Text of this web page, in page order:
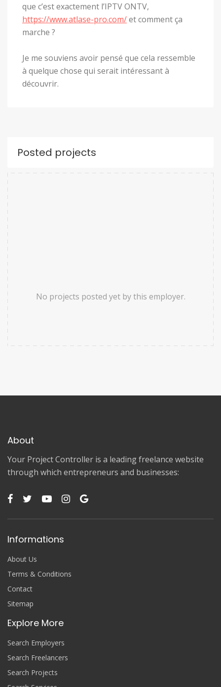
que c’est exactement l’IPTV ONTV,
https://www.atlase-pro.com/et comment ça
marche ?
Je me souviens avoir pensé que cela ressemble
à quelque chose qui serait intéressant à
découvrir.
Posted projects
No projects posted yet by this employer.
About
Your Project Controller is a leading freelance website
through which entrepreneurs and businesses:
Informations
About Us
Terms & Conditions
Contact
Sitemap
Explore More
Search Employers
Search Freelancers
Search Projects